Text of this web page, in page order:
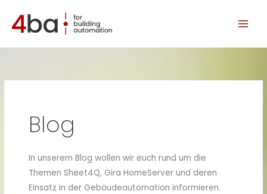
Inhalt
springen
Blog
In unserem Blog wollen wir euch rund um die
Themen Sheet4Q, Gira HomeServer und deren
Einsatz in der Gebäudeautomation informieren.